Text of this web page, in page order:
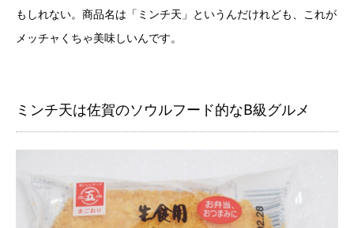
もしれない。商品名は「ミンチ天」というんだけれども、これが
メッチャくちゃ美味しいんです。
ミンチ天は佐賀のソウルフード的なB級グルメ